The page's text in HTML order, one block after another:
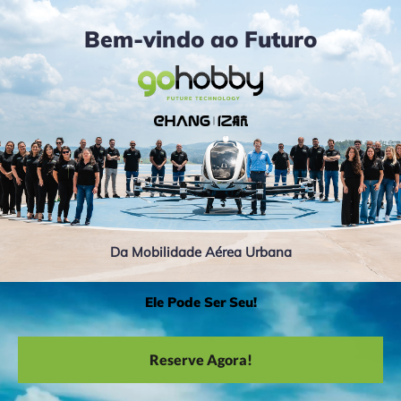
Bem-vindo ao Futuro
Da Mobilidade Aérea Urbana
Ele Pode Ser Seu!
Reserve Agora!